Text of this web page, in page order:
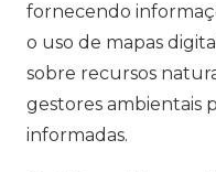
fornecendo
o uso de mapas
sobre recursos
gestores ambientais
informadas.